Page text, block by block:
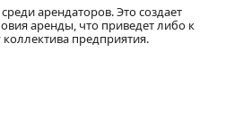
арендаторов. Это создает
аренды, что приведет либо к
предприятия.